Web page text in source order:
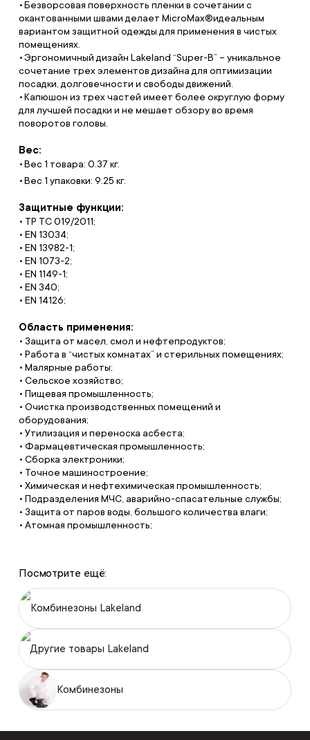
Безворсовая поверхность пленки в сочетании с
окантованными швами делает MicroMax®идеальным
вариантом защитной одежды для применения в чистых
помещениях.
Эргономичный дизайн Lakeland “Super-B” – уникальное
сочетание трех элементов дизайна для оптимизации
посадки, долговечности и свободы движений.
Капюшон из трех частей имеет более округлую форму
для лучшей посадки и не мешает обзору во время
поворотов головы.
Вес:
Вес 1 товара: 0.37 кг.
Вес 1 упаковки: 9.25 кг.
Защитные функции:
• ТР ТС 019/2011;
• EN 13034;
• EN 13982-1;
• EN 1073-2;
• EN 1149-1;
• EN 340;
• EN 14126;
Область применения:
• Защита от масел, смол и нефтепродуктов;
• Работа в “чистых комнатах” и стерильных помещениях;
• Малярные работы;
• Сельское хозяйство;
• Пищевая промышленность;
• Очистка производственных помещений и
оборудования;
• Утилизация и переноска асбеста;
• Фармацевтическая промышленность;
• Сборка электроники;
• Точное машиностроение;
• Химическая и нефтехимическая промышленность;
• Подразделения МЧС, аварийно-спасательные службы;
• Защита от паров воды, большого количества влаги;
• Атомная промышленность;
Посмотрите ещё:
Комбинезоны Lakeland
Другие товары Lakeland
Комбинезоны